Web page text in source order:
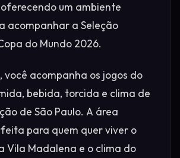
um ambiente
acompanhar a Seleção
do Mundo 2026.
você acompanha os jogos do
bebida, torcida e clima de
de São Paulo. A área
para quem quer viver o
Vila Madalena e o clima do